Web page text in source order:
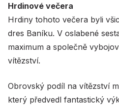
Hrdinové večera
Hrdiny tohoto večera byli
dres Baníku. V oslabené
maximum a společně
vítězství.
Obrovský podíl na vítězství
který předvedl fantastický